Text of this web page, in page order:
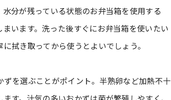
分が残っている状態のお弁当箱を使用する
います。洗った後すぐにお弁当箱を使いたい
拭き取ってから使うとよいでしょう。
を選ぶことがポイント。半熟卵など加熱不十